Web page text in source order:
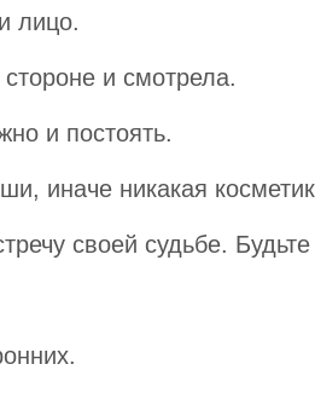
лицо.
и смотрела.
и постоять.
иначе никакая
своей судьбе. Будьте